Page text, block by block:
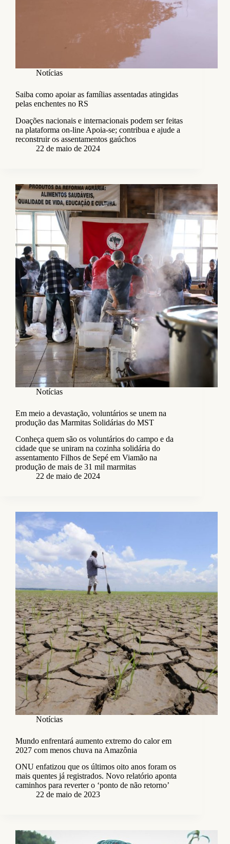
Notícias
Saiba como apoiar as famílias assentadas atingidas
pelas enchentes no RS
Doações nacionais e internacionais podem ser feitas
na plataforma on-line Apoia-se; contribua e ajude a
reconstruir os assentamentos gaúchos
22 de maio de 2024
Notícias
Em meio a devastação, voluntários se unem na
produção das Marmitas Solidárias do MST
Conheça quem são os voluntários do campo e da
cidade que se uniram na cozinha solidária do
assentamento Filhos de Sepé em Viamão na
produção de mais de 31 mil marmitas
22 de maio de 2024
Notícias
Mundo enfrentará aumento extremo do calor em
2027 com menos chuva na Amazônia
ONU enfatizou que os últimos oito anos foram os
mais quentes já registrados. Novo relatório aponta
caminhos para reverter o ‘ponto de não retorno’
22 de maio de 2023